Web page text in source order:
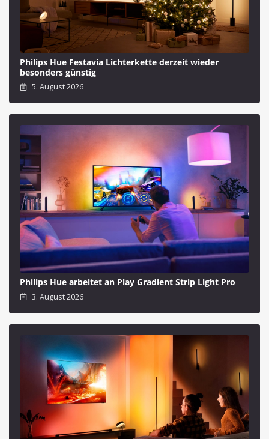
Philips Hue Festavia Lichterkette derzeit wieder
besonders günstig
5. August 2026
Philips Hue arbeitet an Play Gradient Strip Light Pro
3. August 2026